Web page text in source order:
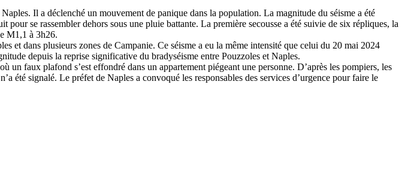
Il a déclenché un mouvement de panique dans la population. La magnitude du séisme a été
se rassembler dehors sous une pluie battante. La première secousse a été suivie de six répliques, la
M1,1 à 3h26.
et dans plusieurs zones de Campanie. Ce séisme a eu la même intensité que celui du 20 mai 2024
depuis la reprise significative du bradyséisme entre Pouzzoles et Naples.
faux plafond s’est effondré dans un appartement piégeant une personne. D’après les pompiers, les
été signalé. Le préfet de Naples a convoqué les responsables des services d’urgence pour faire le